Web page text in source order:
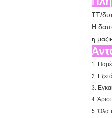
TT/
Η
η
1.
2.
3.
4.
5. Όλα